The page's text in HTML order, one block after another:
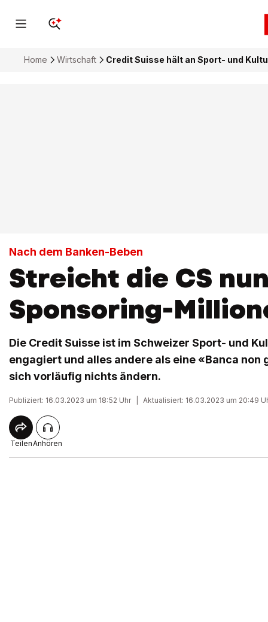
Home Wirtschaft Credit Suisse hält an Sport- und
Nach dem Banken-Beben
Streicht die CS
Sponsoring-
Die Credit Suisse ist im Schweizer Sport- und
engagiert und alles andere als eine «Banca non
sich vorläufig nichts ändern.
Publiziert: 16.03.2023 um 18:52 Uhr Aktualisiert: 16.03.2023 um 20:49
TeilenAnhören